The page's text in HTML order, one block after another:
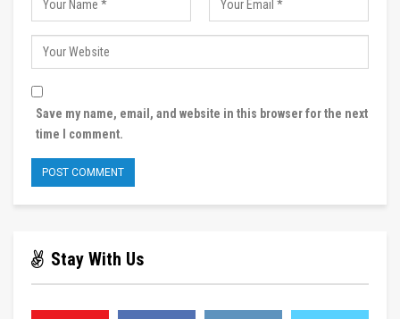
Save my name, email, and website in this browser for the next
time I comment.
Stay With Us